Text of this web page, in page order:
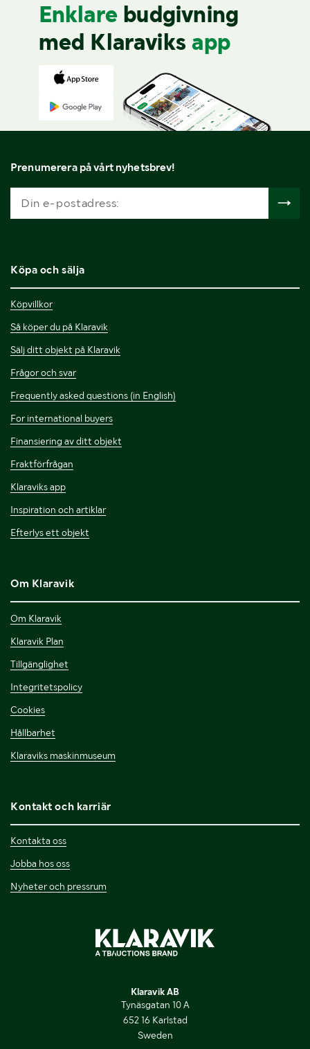
Enklare budgivning
med Klaraviks app
Prenumerera på vårt nyhetsbrev!
Köpa och sälja
Köpvillkor
Så köper du på Klaravik
Sälj ditt objekt på Klaravik
Frågor och svar
Frequently asked questions (in English)
For international buyers
Finansiering av ditt objekt
Fraktförfrågan
Klaraviks app
Inspiration och artiklar
Efterlys ett objekt
Om Klaravik
Om Klaravik
Klaravik Plan
Tillgänglighet
Integritetspolicy
Cookies
Hållbarhet
Klaraviks maskinmuseum
Kontakt och karriär
Kontakta oss
Jobba hos oss
Nyheter och pressrum
Klaravik AB
Tynäsgatan 10 A
652 16 Karlstad
Sweden